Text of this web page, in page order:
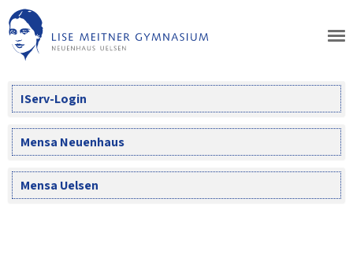
Skip
to
content
IServ-Login
Mensa Neuenhaus
Mensa Uelsen